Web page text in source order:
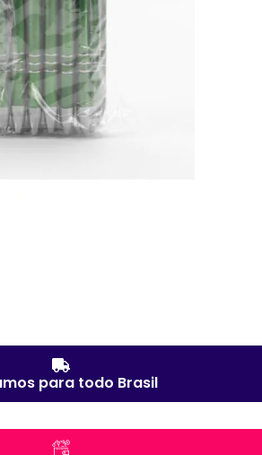
para todo Brasil